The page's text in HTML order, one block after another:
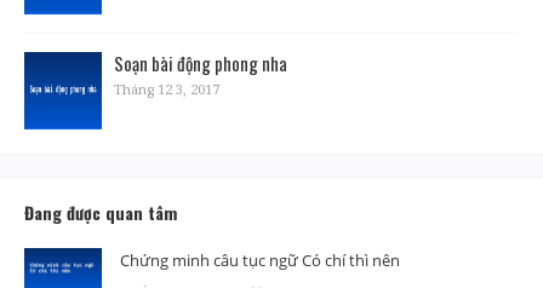
Soạn bài động phong nha
Tháng 12 3, 2017
Đang được quan tâm
Chứng minh câu tục ngữ Có chí thì nên